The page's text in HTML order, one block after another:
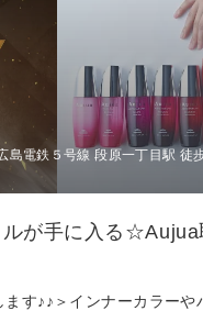
島電鉄５号線 段原一丁目駅 徒
が手に入る☆Aujua
す♪♪＞インナーカラーや